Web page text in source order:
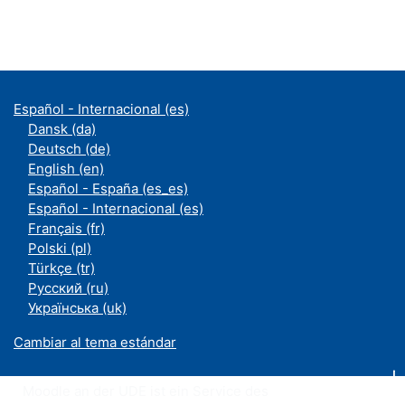
Español - Internacional ‎(es)‎
Dansk ‎(da)‎
Deutsch ‎(de)‎
English ‎(en)‎
Español - España ‎(es_es)‎
Español - Internacional ‎(es)‎
Français ‎(fr)‎
Polski ‎(pl)‎
Türkçe ‎(tr)‎
Русский ‎(ru)‎
Українська ‎(uk)‎
Cambiar al tema estándar